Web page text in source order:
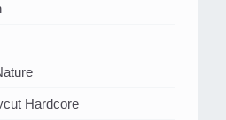
Hardcore